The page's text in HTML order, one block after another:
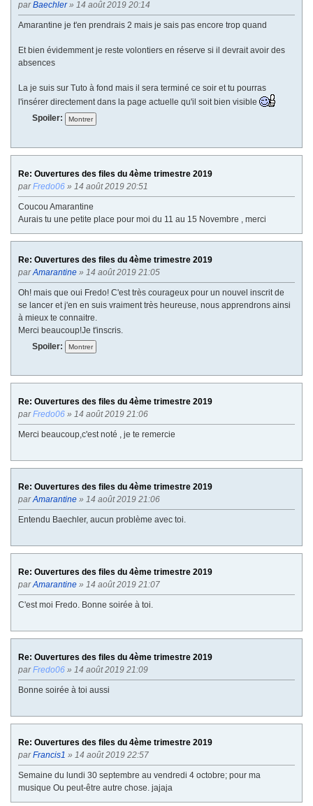
parBaechler» 14 août 2019 20:14
Amarantine je t'en prendrais 2 mais je sais pas encore trop quand
Et bien évidemment je reste volontiers en réserve si il devrait avoir des
absences
La je suis sur Tuto à fond mais il sera terminé ce soir et tu pourras
l'insérer directement dans la page actuelle qu'il soit bien visible
Spoiler:
Re: Ouvertures des files du 4ème trimestre 2019
parFredo06 » 14 août 2019 20:51
Coucou Amarantine
Aurais tu une petite place pour moi du 11 au 15 Novembre , merci
Re: Ouvertures des files du 4ème trimestre 2019
parAmarantine » 14 août 2019 21:05
Oh! mais que oui Fredo! C'est très courageux pour un nouvel inscrit de
se lancer et j'en en suis vraiment très heureuse, nous apprendrons ainsi
à mieux te connaitre.
Merci beaucoup!Je t'inscris.
Spoiler:
Re: Ouvertures des files du 4ème trimestre 2019
parFredo06 » 14 août 2019 21:06
Merci beaucoup,c'est noté , je te remercie
Re: Ouvertures des files du 4ème trimestre 2019
parAmarantine » 14 août 2019 21:06
Entendu Baechler, aucun problème avec toi.
Re: Ouvertures des files du 4ème trimestre 2019
parAmarantine » 14 août 2019 21:07
C'est moi Fredo. Bonne soirée à toi.
Re: Ouvertures des files du 4ème trimestre 2019
parFredo06 » 14 août 2019 21:09
Bonne soirée à toi aussi
Re: Ouvertures des files du 4ème trimestre 2019
parFrancis1 » 14 août 2019 22:57
Semaine du lundi 30 septembre au vendredi 4 octobre; pour ma
musique Ou peut-être autre chose. jajaja